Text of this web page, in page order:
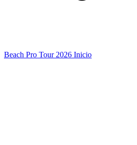
Beach Pro Tour 2026 Inicio